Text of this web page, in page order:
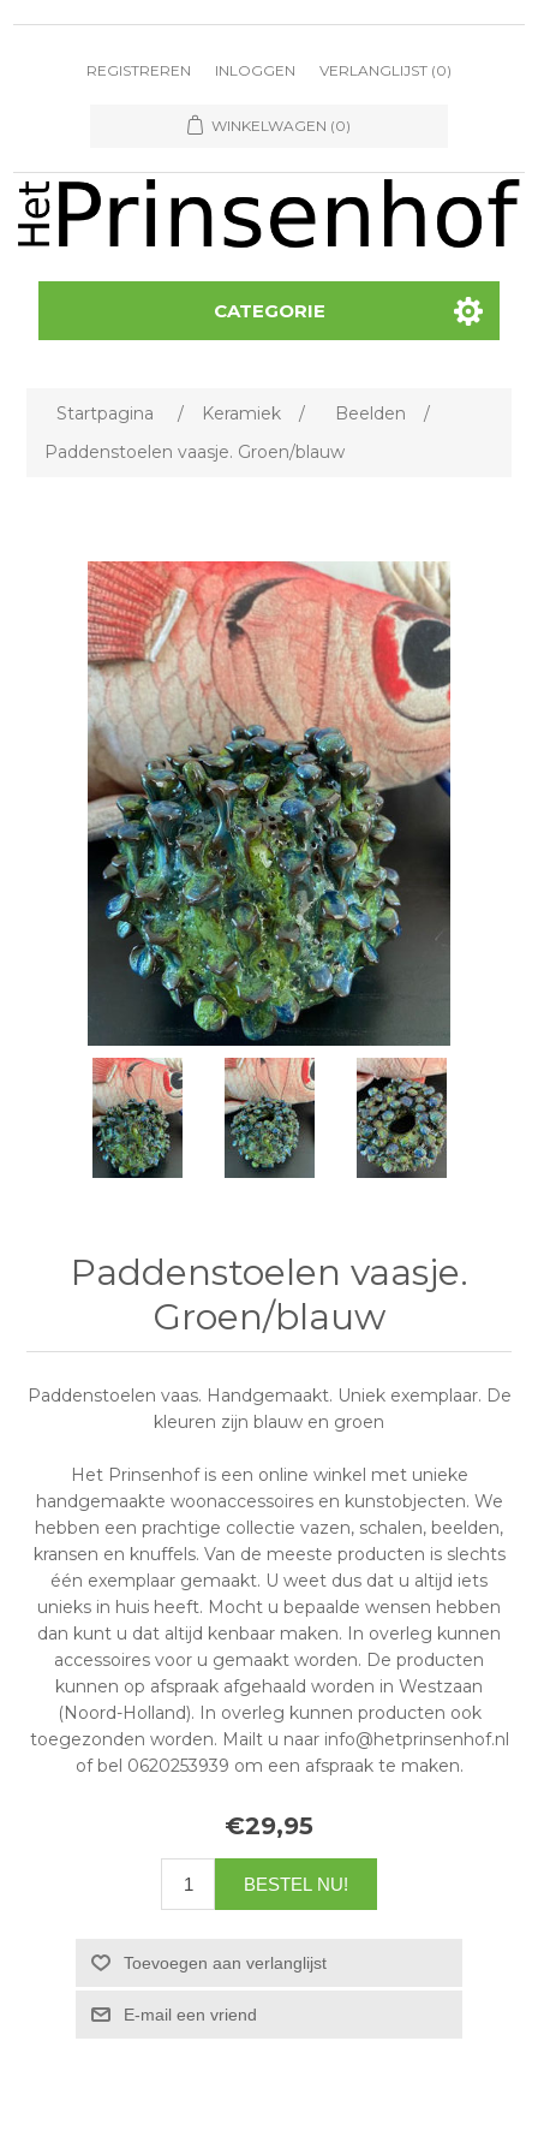
REGISTREREN INLOGGEN VERLANGLIJST (0)
WINKELWAGEN (0)
CATEGORIE
Startpagina / Keramiek / Beelden
/
Paddenstoelen vaasje. Groen/blauw
Paddenstoelen vaasje.
Groen/blauw
Paddenstoelen vaas. Handgemaakt. Uniek exemplaar. De
kleuren zijn blauw en groen
Het Prinsenhof is een online winkel met unieke
handgemaakte woonaccessoires en kunstobjecten. We
hebben een prachtige collectie vazen, schalen, beelden,
kransen en knuffels. Van de meeste producten is slechts
één exemplaar gemaakt. U weet dus dat u altijd iets
unieks in huis heeft. Mocht u bepaalde wensen hebben
dan kunt u dat altijd kenbaar maken. In overleg kunnen
accessoires voor u gemaakt worden. De producten
kunnen op afspraak afgehaald worden in Westzaan
(Noord-Holland). In overleg kunnen producten ook
toegezonden worden. Mailt u naar info@hetprinsenhof.nl
of bel 0620253939 om een afspraak te maken.
€29,95